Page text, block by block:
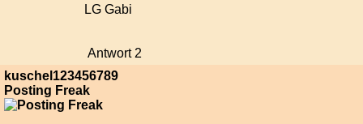
LG Gabi
Antwort 2
kuschel123456789
Posting Freak